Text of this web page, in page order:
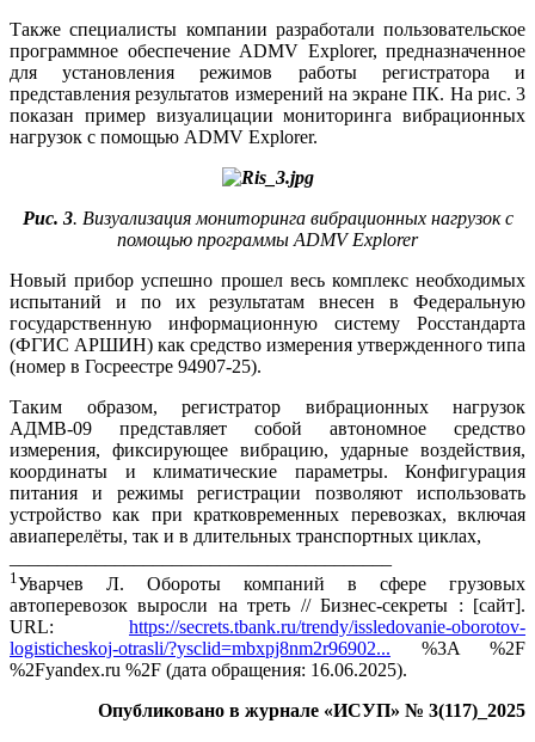
Также специалисты компании разработали пользовательское
программное обеспечение ADMV Explorer, предназначенное
для установления режимов работы регистратора и
представления результатов измерений на экране ПК. На рис. 3
показан пример визуалицации мониторинга вибрационных
нагрузок с помощью ADMV Explorer.
Рис. 3. Визуализация мониторинга вибрационных нагрузок с
помощью программы ADMV Explorer
Новый прибор успешно прошел весь комплекс необходимых
испытаний и по их результатам внесен в Федеральную
государственную информационную систему Росстандарта
(ФГИС ­АРШИН) как средство измерения утвержденного ти­па
(номер в Госреестре 94907-25).
Таким образом, регистратор вибрационных нагрузок
АДМВ-09 представляет собой автономное средство
измерения, фиксирующее вибрацию, ударные воздействия,
координаты и климатические параметры. Конфигурация
питания и режимы регистрации позволяют использовать
устройство как при кратковременных перевозках, включая
авиаперелёты, так и в длительных транспортных циклах,
1 Уварчев Л. Обороты компаний в сфере грузовых
автоперевозок выросли на треть // Бизнес-секреты : [сайт].
URL: https://secrets.tbank.ru/trendy/issledovanie-oborotov-
logisticheskoj-otrasli/?ysclid=mbxpj8nm2r96902... %3A %2F
%2Fyandex.ru %2F (да­та обращения: 16.06.2025).
Опубликовано в журнале «ИСУП» № 3(117)_2025